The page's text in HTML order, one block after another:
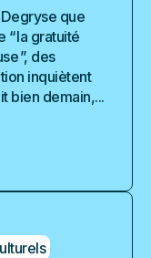
Degryse que
“ la gratuité
”, des
inquiètent
bien demain,...